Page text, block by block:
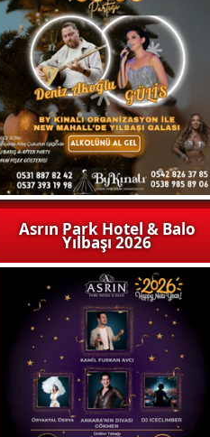
Asrın Park Hotel & Balo
Yılbaşı 2026